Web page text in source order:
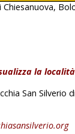
Chiesanuova,
la
San Silverio